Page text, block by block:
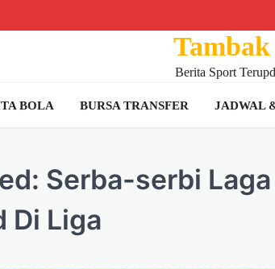
Berita Sport
BOLA BURSA TRANSFER JADWAL
Serba-serbi
Di Liga